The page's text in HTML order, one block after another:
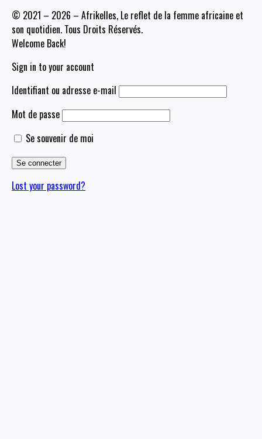
© 2021 – 2026 – Afrikelles, Le reflet de la femme africaine et
son quotidien. Tous Droits Réservés.
Welcome Back!
Sign in to your account
Identifiant ou adresse e-mail
Mot de passe
Se souvenir de moi
Lost your password?